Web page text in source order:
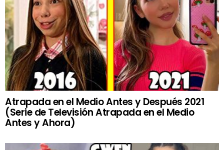
Atrapada en el Medio Antes y Después 2021
(Serie de Televisión Atrapada en el Medio
Antes y Ahora)